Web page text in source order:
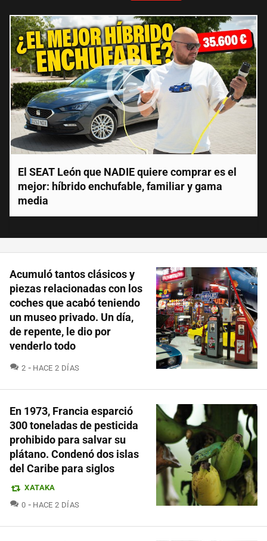
El SEAT León que NADIE quiere comprar es el
mejor: híbrido enchufable, familiar y gama
media
Acumuló tantos clásicos y
piezas relacionadas con los
coches que acabó teniendo
un museo privado. Un día,
de repente, le dio por
venderlo todo
2 COMENTARIOS
HACE 2 DÍAS
En 1973, Francia esparció
300 toneladas de pesticida
prohibido para salvar su
plátano. Condenó dos islas
del Caribe para siglos
XATAKA
0 COMENTARIOS
HACE 2 DÍAS